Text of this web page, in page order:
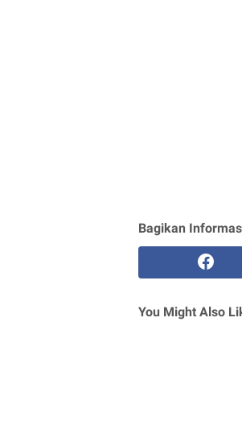
Bagikan
You Might Also